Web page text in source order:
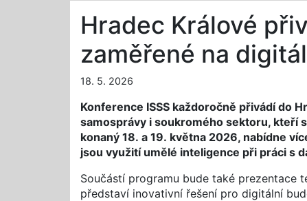
Hradec Králové
zaměřené na
18. 5. 2026
Konference ISSS každoročně přivádí do
samosprávy i soukromého sektoru, kteří
konaný 18. a 19. května 2026, nabídne
jsou využití umělé inteligence při práci s
Součástí programu bude také prezentace
představí inovativní řešení pro digitální